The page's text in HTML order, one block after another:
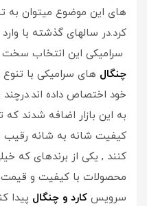
های این موضوع میتوان به
کرد.در سالهای گذشته با
سرامیکی این انتخاب
چنگال های سرامیکی با تنوع
خود اختصاص داده
به این بازار اضافه شدند که
کیفیت شانه به شانه رقیب
کنند , یکی از برندهای که
محصولات با کیفیت و قیمت
سرویس کارد و چنگال پیدا